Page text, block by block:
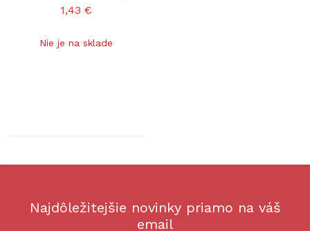
1,43 €
Nie je na sklade
Najdôležitejšie novinky priamo na váš
email